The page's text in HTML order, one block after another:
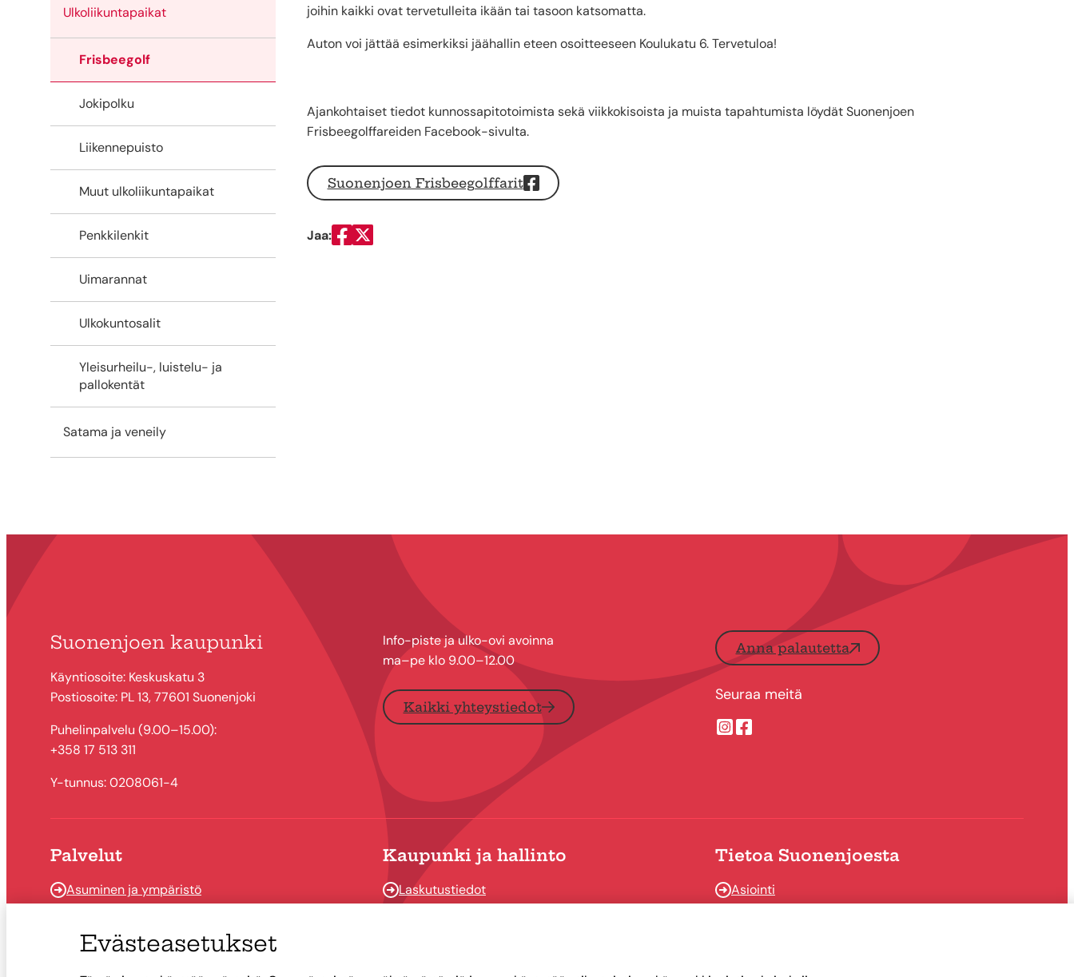
Ulkoliikuntapaikat
Frisbeegolf
Jokipolku
Liikennepuisto
Muut ulkoliikuntapaikat
Penkkilenkit
Uimarannat
Ulkokuntosalit
Yleisurheilu-, luistelu- ja
pallokentät
Satama ja veneily
joihin kaikki ovat tervetulleita ikään tai tasoon katsomatta.
Auton voi jättää esimerkiksi jäähallin eteen osoitteeseen Koulukatu 6. Tervetuloa!
Ajankohtaiset tiedot kunnossapitotoimista sekä viikkokisoista ja muista tapahtumista löydät Suonenjoen
Frisbeegolffareiden Facebook-sivulta.
Suonenjoen Frisbeegolffarit
Jaa:
Jaa Facebookissa
Jaa Twitterissä
Suonenjoen kaupunki
Käyntiosoite: Keskuskatu 3
Postiosoite: PL 13, 77601 Suonenjoki
Puhelinpalvelu (9.00–15.00):
+358 17 513 311
Y-tunnus: 0208061-4
Info-piste ja ulko-ovi avoinna
ma–pe klo 9.00–12.00
Kaikki yhteystiedot
Anna palautetta
Seuraa meitä
Suonenjoen kaupungin Instragram
Suonenjoen kaupungin Facebook
Palvelut
Asuminen ja ympäristö
Hyvinvointi ja vapaa-aika
Kaupunki ja hallinto
Laskutustiedot
Tietoa Suonenjoesta
Asiointi
Evästeasetukset